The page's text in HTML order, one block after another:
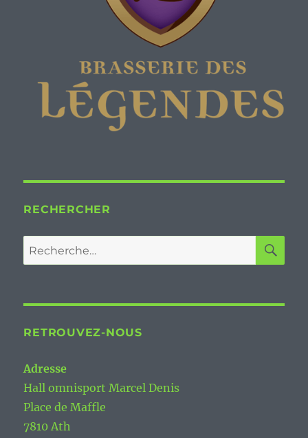
RECHERCHER
Recherche
pour :
RETROUVEZ-NOUS
Adresse
Hall omnisport Marcel Denis
Place de Maffle
7810 Ath